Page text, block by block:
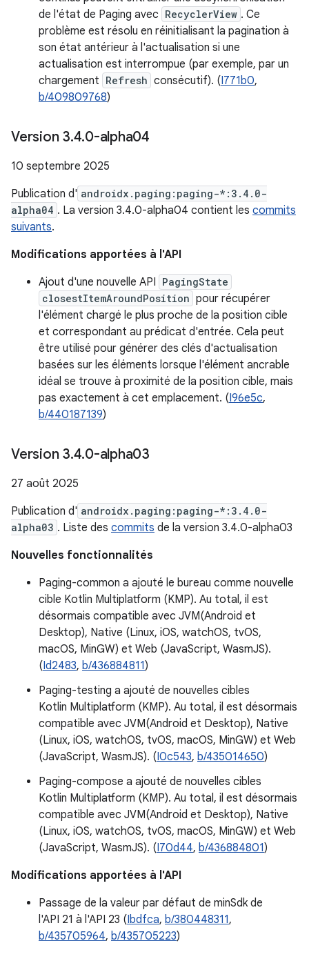
de l'état de Paging avec RecyclerView . Ce
problème est résolu en réinitialisant la pagination à
son état antérieur à l'actualisation si une
actualisation est interrompue (par exemple, par un
chargement Refresh consécutif). (I771b0,
b/409809768)
Version 3.4.0-alpha04
10 septembre 2025
Publication d' androidx.paging:paging-*:3.4.0-
alpha04 . La version 3.4.0-alpha04 contient les commits
suivants.
Modifications apportées à l'API
Ajout d'une nouvelle API PagingState
closestItemAroundPosition pour récupérer
l'élément chargé le plus proche de la position cible
et correspondant au prédicat d'entrée. Cela peut
être utilisé pour générer des clés d'actualisation
basées sur les éléments lorsque l'élément ancrable
idéal se trouve à proximité de la position cible, mais
pas exactement à cet emplacement. (I96e5c,
b/440187139)
Version 3.4.0-alpha03
27 août 2025
Publication d' androidx.paging:paging-*:3.4.0-
alpha03 . Liste des commits de la version 3.4.0-alpha03
Nouvelles fonctionnalités
Paging-common a ajouté le bureau comme nouvelle
cible Kotlin Multiplatform (KMP). Au total, il est
désormais compatible avec JVM(Android et
Desktop), Native (Linux, iOS, watchOS, tvOS,
macOS, MinGW) et Web (JavaScript, WasmJS).
(Id2483, b/436884811)
Paging-testing a ajouté de nouvelles cibles
Kotlin Multiplatform (KMP). Au total, il est désormais
compatible avec JVM(Android et Desktop), Native
(Linux, iOS, watchOS, tvOS, macOS, MinGW) et Web
(JavaScript, WasmJS). (I0c543, b/435014650)
Paging-compose a ajouté de nouvelles cibles
Kotlin Multiplatform (KMP). Au total, il est désormais
compatible avec JVM(Android et Desktop), Native
(Linux, iOS, watchOS, tvOS, macOS, MinGW) et Web
(JavaScript, WasmJS). (I70d44, b/436884801)
Modifications apportées à l'API
Passage de la valeur par défaut de minSdk de
l'API 21 à l'API 23 (Ibdfca, b/380448311,
b/435705964, b/435705223)